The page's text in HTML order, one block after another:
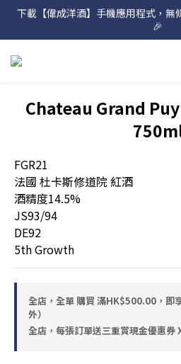
網店購滿 $500 即享免
下載【偉成洋酒】手機應用程式，無
🎉
網店購滿 $500 即享免
Chateau Grand
FGR21
法國 杜卡斯修道院 紅酒
酒精度14.5%
JS93/94
DE92
5th Growth
全店，全單 購買 滿HK$500.00，即
外）
全店，每張訂單送三重賞現金優惠券